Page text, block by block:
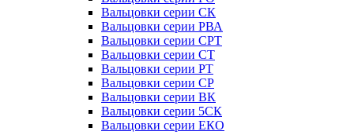
Вальцовки серии СК
Вальцовки серии РВА
Вальцовки серии СРТ
Вальцовки серии СТ
Вальцовки серии РТ
Вальцовки серии СР
Вальцовки серии ВК
Вальцовки серии 5СК
Вальцовки серии ЕКО